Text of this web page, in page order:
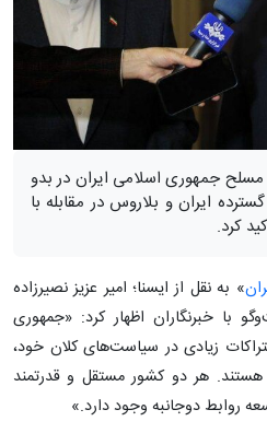
مسلح جمهوری اسلامی ایران در بدو
ایران و بلاروس در مقابله با
کرد.
» به نقل از ایسنا؛ امیر عزیز نصیرزاده
با خبرنگاران اظهار کرد: «جمهوری
زیادی در سیاست‌های کلان خود،
هستند. هر دو کشور مستقل و قدرتمند
روابط دوجانبه وجود دارد.»